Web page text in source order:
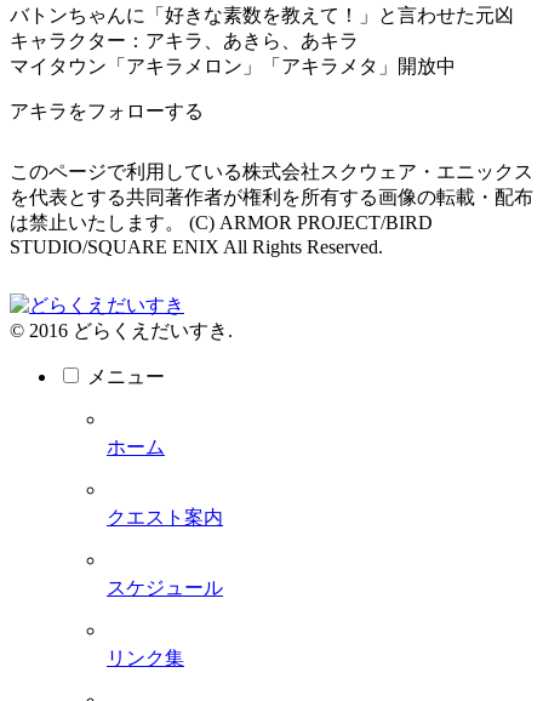
バトンちゃんに「好きな素数を教えて！」と言わせた元凶
キャラクター：アキラ、あきら、あキラ
マイタウン「アキラメロン」「アキラメタ」開放中
アキラをフォローする
このページで利用している株式会社スクウェア・エニックス
を代表とする共同著作者が権利を所有する画像の転載・配布
は禁止いたします。 (C) ARMOR PROJECT/BIRD
STUDIO/SQUARE ENIX All Rights Reserved.
© 2016 どらくえだいすき.
メニュー
ホーム
クエスト案内
スケジュール
リンク集